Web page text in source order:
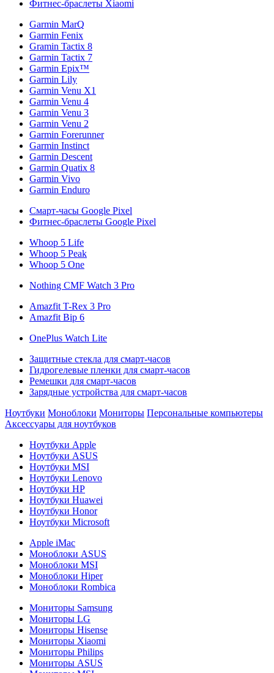
Фитнес-браслеты Xiaomi
Garmin MarQ
Garmin Fenix
Gramin Tactix 8
Garmin Tactix 7
Garmin Epix™
Garmin Lily
Garmin Venu X1
Garmin Venu 4
Garmin Venu 3
Garmin Venu 2
Garmin Forerunner
Garmin Instinct
Garmin Descent
Garmin Quatix 8
Garmin Vivo
Garmin Enduro
Смарт-часы Google Pixel
Фитнес-браслеты Google Pixel
Whoop 5 Life
Whoop 5 Peak
Whoop 5 One
Nothing CMF Watch 3 Pro
Amazfit T-Rex 3 Pro
Amazfit Bip 6
OnePlus Watch Lite
Защитные стекла для смарт-часов
Гидрогелевые пленки для смарт-часов
Ремешки для смарт-часов
Зарядные устройства для смарт-часов
Ноутбуки Моноблоки Мониторы Персональные компьютеры
Аксессуары для ноутбуков
Ноутбуки Apple
Ноутбуки ASUS
Ноутбуки MSI
Ноутбуки Lenovo
Ноутбуки HP
Ноутбуки Huawei
Ноутбуки Honor
Ноутбуки Microsoft
Apple iMac
Моноблоки ASUS
Моноблоки MSI
Моноблоки Hiper
Моноблоки Rombica
Мониторы Samsung
Мониторы LG
Мониторы Hisense
Мониторы Xiaomi
Мониторы Philips
Мониторы ASUS